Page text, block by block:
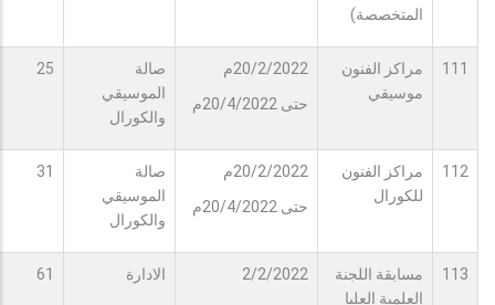
المتخصصة)
111
مراكز الفنون
موسيقي
20/2/2022م
حتى 20/4/2022م
صالة
الموسيقي
والكورال
25
112
مراكز الفنون
للكورال
20/2/2022م
حتى 20/4/2022م
صالة
الموسيقي
والكورال
31
113
مسابقة اللجنة
العلمية العليا
2/2/2022 الادارة 61